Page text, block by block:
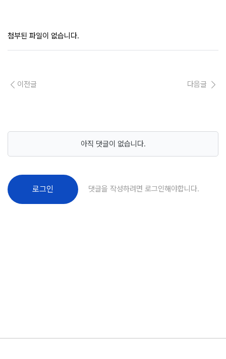
첨부된 파일이 없습니다.
이전글 다음글
아직 댓글이 없습니다.
로그인 댓글을 작성하려면 로그인해야합니다.